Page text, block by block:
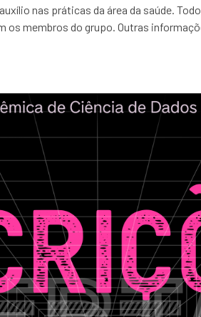
nas práticas da área da saúde.
os membros do grupo. Outras